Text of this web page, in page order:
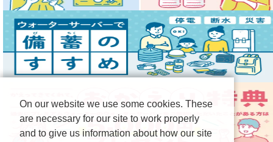
On our website we use some cookies. These
are necessary for our site to work properly
and to give us information about how our site